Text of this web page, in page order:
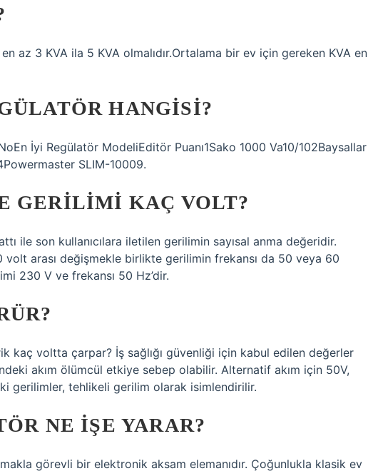
az 3 KVA ila 5 KVA olmalıdır.Ortalama bir ev için gereken KVA en
HANGISI?
İyi Regülatör ModeliEditör Puanı1Sako 1000 Va10/102Baysallar
SLIM-10009.
GERILIMI KAÇ VOLT?
ile son kullanıcılara iletilen gerilimin sayısal anma değeridir.
volt arası değişmekle birlikte gerilimin frekansı da 50 veya 60
230 V ve frekansı 50 Hz’dir.
kaç voltta çarpar? İş sağlığı güvenliği için kabul edilen değerler
akım ölümcül etkiye sebep olabilir. Alternatif akım için 50V,
gerilimler, tehlikeli gerilim olarak isimlendirilir.
NE IŞE YARAR?
görevli bir elektronik aksam elemanıdır. Çoğunlukla klasik ev